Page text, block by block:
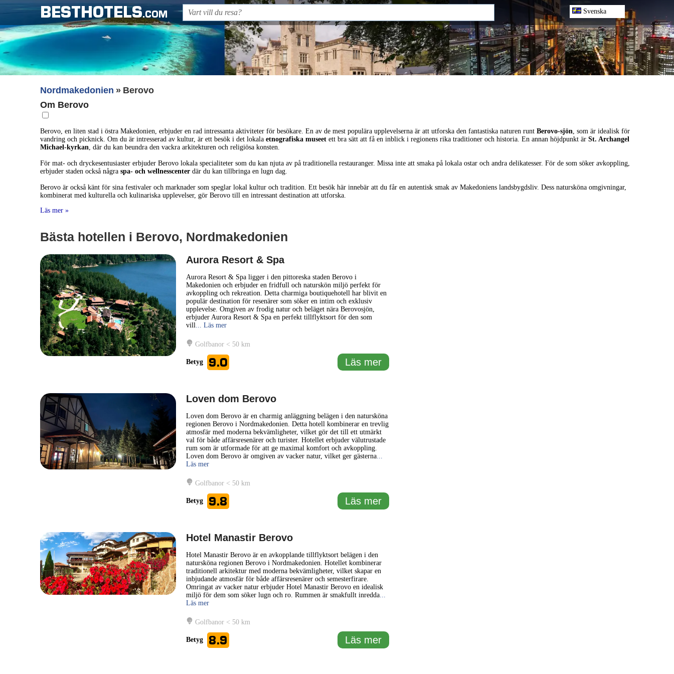
BESTHOTELS.COM Svenska
Nordmakedonien
Berovo
Om Berovo
Berovo, en liten stad i östra Makedonien, erbjuder en rad intressanta aktiviteter för besökare. En av de mest populära upplevelserna är att utforska den fantastiska naturen runtBerovo-sjön, som är idealisk för
vandring och picknick. Om du är intresserad av kultur, är ett besök i det lokalaetnografiska museet ett bra sätt att få en inblick i regionens rika traditioner och historia. En annan höjdpunkt ärSt. Archangel
Michael-kyrkan, där du kan beundra den vackra arkitekturen och religiösa konsten.
För mat- och dryckesentusiaster erbjuder Berovo lokala specialiteter som du kan njuta av på traditionella restauranger. Missa inte att smaka på lokala ostar och andra delikatesser. För de som söker avkoppling,
erbjuder staden också någraspa- och wellnesscenter där du kan tillbringa en lugn dag.
Berovo är också känt för sina festivaler och marknader som speglar lokal kultur och tradition. Ett besök här innebär att du får en autentisk smak av Makedoniens landsbygdsliv. Dess natursköna omgivningar,
kombinerat med kulturella och kulinariska upplevelser, gör Berovo till en intressant destination att utforska.
Läs mer »
Bästa hotellen i Berovo, Nordmakedonien
Aurora Resort & Spa
Aurora Resort & Spa ligger i den pittoreska staden Berovo i
Makedonien och erbjuder en fridfull och naturskön miljö perfekt för
avkoppling och rekreation. Detta charmiga boutiquehotell har blivit en
populär destination för resenärer som söker en intim och exklusiv
upplevelse. Omgiven av frodig natur och beläget nära Berovosjön,
erbjuder Aurora Resort & Spa en perfekt tillflyktsort för den som
vill... Läs mer
Golfbanor < 50 km
Betyg 9.0 Läs mer
Loven dom Berovo
Loven dom Berovo är en charmig anläggning belägen i den natursköna
regionen Berovo i Nordmakedonien. Detta hotell kombinerar en trevlig
atmosfär med moderna bekvämligheter, vilket gör det till ett utmärkt
val för både affärsresenärer och turister. Hotellet erbjuder välutrustade
rum som är utformade för att ge maximal komfort och avkoppling.
Loven dom Berovo är omgiven av vacker natur, vilket ger gästerna...
Läs mer
Golfbanor < 50 km
Betyg 9.8 Läs mer
Hotel Manastir Berovo
Hotel Manastir Berovo är en avkopplande tillflyktsort belägen i den
natursköna regionen Berovo i Nordmakedonien. Hotellet kombinerar
traditionell arkitektur med moderna bekvämligheter, vilket skapar en
inbjudande atmosfär för både affärsresenärer och semesterfirare.
Omringat av vacker natur erbjuder Hotel Manastir Berovo en idealisk
miljö för dem som söker lugn och ro. Rummen är smakfullt inredda...
Läs mer
Golfbanor < 50 km
Betyg 8.9 Läs mer